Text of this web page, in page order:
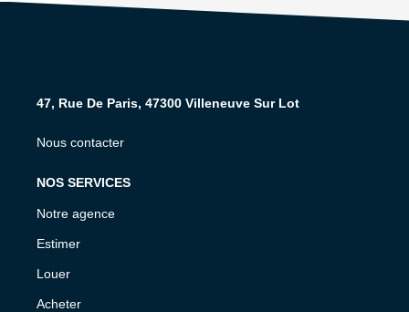
47, Rue De Paris, 47300 Villeneuve Sur Lot
Nous contacter
NOS SERVICES
Notre agence
Estimer
Louer
Acheter